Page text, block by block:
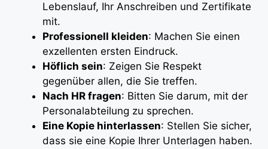
Lebenslauf, Ihr Anschreiben und Zertifikate
mit.
Professionell kleiden: Machen Sie einen
exzellenten ersten Eindruck.
Höflich sein: Zeigen Sie Respekt
gegenüber allen, die Sie treffen.
Nach HR fragen: Bitten Sie darum, mit der
Personalabteilung zu sprechen.
Eine Kopie hinterlassen: Stellen Sie sicher,
dass sie eine Kopie Ihrer Unterlagen haben.